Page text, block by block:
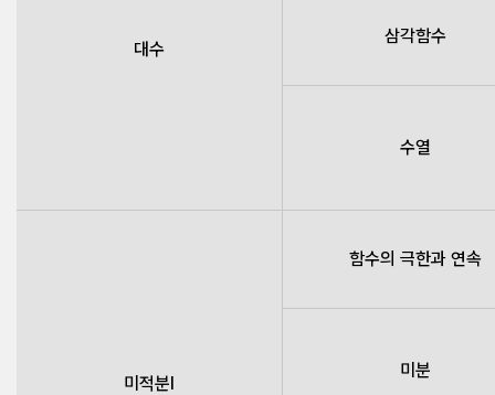
대수
삼각함수
수열
미적분Ⅰ
함수의 극한과 연속
미분